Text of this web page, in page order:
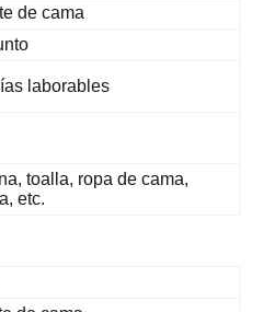
de cama
laborables
toalla, ropa de cama,
etc.